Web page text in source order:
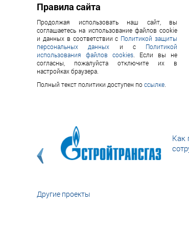
Правила сайта
Продолжая использовать наш сайт, вы
соглашаетесь на использование файлов cookie
и данных в соответствии с Политикой защиты
персональных данных и с Политикой
использования файлов cookies . Если вы не
согласны, пожалуйста отключите их в
настройках браузера.
Полный текст политики доступен поссылке
Как
Другие проекты